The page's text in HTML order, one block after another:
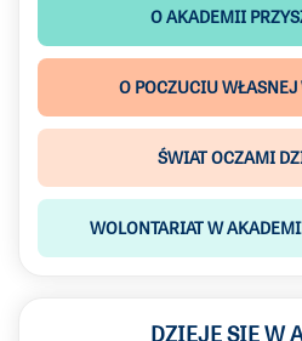
O AKADEMII
O POCZUCIU
ŚWIAT OCZAMI
WOLONTARIAT W
DZIEJE SIĘ W